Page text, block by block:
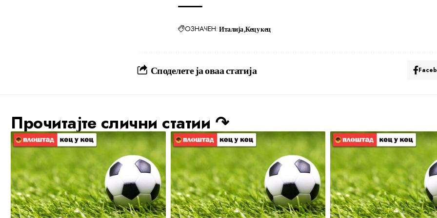
ОЗНАЧЕН: Италија Кец у кец
Споделете ја оваа статија
Прочитајте слични статии ↷